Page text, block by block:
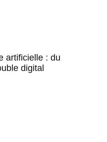
artificielle : du
digital